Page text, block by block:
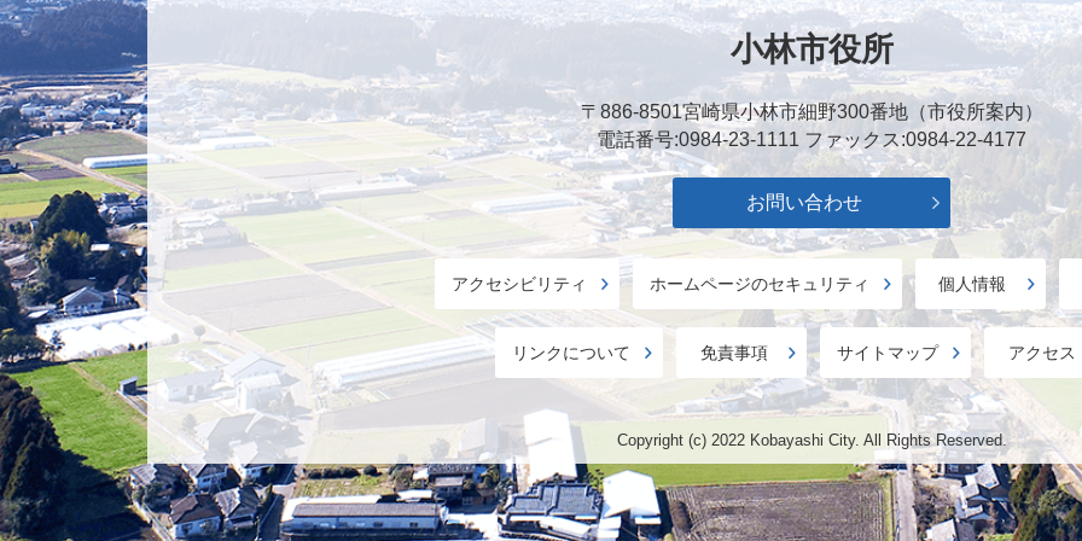
小林市役所
〒886-8501宮崎県小林市細野300番地（市役所案内）
電話番号:0984-23-1111 ファックス:0984-22-4177
お問い合わせ
アクセシビリティ ホームページのセキュリティ 個人情報
リンクについて 免責事項 サイトマップ アクセス
Copyright (c) 2022 Kobayashi City. All Rights Reserved.